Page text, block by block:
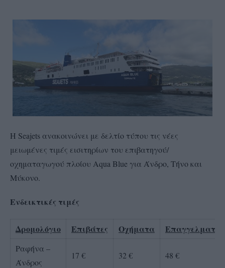
Η Seajets ανακοινώνει με δελτίο τύπου τις νέες
μειωμένες τιμές εισιτηρίων του επιβατηγού/
οχηματαγωγού πλοίου Aqua Blue για Άνδρο, Τήνο και
Μύκονο.
Ενδεικτικές τιμές
Δρομολόγιο Επιβάτες Οχήματα
Ραφήνα –
Άνδρος
17 € 32 € 48 €